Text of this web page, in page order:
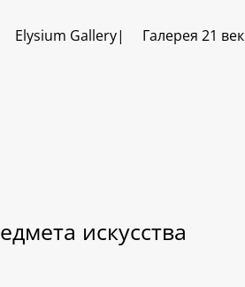
Elysium Gallery Галерея 21 век
искусства